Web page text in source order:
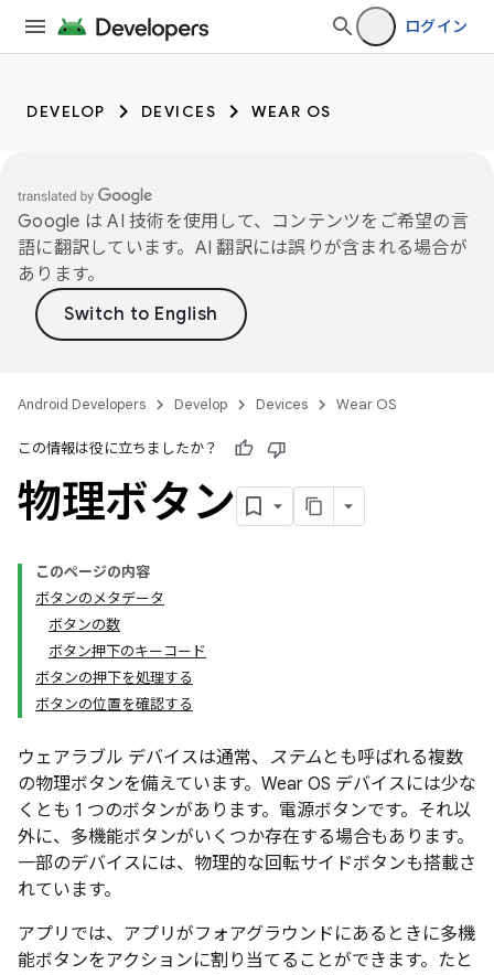
ログイン
DEVELOP DEVICES WEAR OS
Google は AI 技術を使用して、コンテンツをご希望の言
語に翻訳しています。AI 翻訳には誤りが含まれる場合が
あります。
Android Developers Develop Devices Wear OS
この情報は役に立ちましたか？
物理ボタン
このページの内容
ボタンのメタデータ
ボタンの数
ボタン押下のキーコード
ボタンの押下を処理する
ボタンの位置を確認する
ウェアラブル デバイスは通常、 ステム とも呼ばれる複数
の物理ボタンを備えています。Wear OS デバイスには少な
くとも 1 つのボタンがあります。電源ボタンです。それ以
外に、多機能ボタンがいくつか存在する場合もあります。
一部のデバイスには、物理的な回転サイドボタンも搭載さ
れています。
アプリでは、アプリがフォアグラウンドにあるときに多機
能ボタンをアクションに割り当てることができます。たと